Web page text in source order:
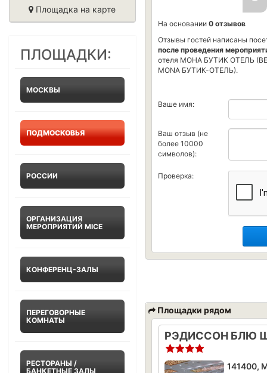
Площадка на карте
ПЛОЩАДКИ:
МОСКВЫ
ПОДМОСКОВЬЯ
РОССИИ
ОРГАНИЗАЦИЯ
МЕРОПРИЯТИЙ MICE
КОНФЕРЕНЦ-ЗАЛЫ
ПЕРЕГОВОРНЫЕ
КОМНАТЫ
РЕСТОРАНЫ /
БАНКЕТНЫЕ ЗАЛЫ
На основании 0 отзывов
Отзывы гостей написаны
после проведения
отеля МОНА БУТИК ОТЕЛЬ
MONA БУТИК-ОТЕЛЬ).
Ваше имя:
Ваш отзыв (не
более 10000
символов):
Проверка:
Площадки рядом